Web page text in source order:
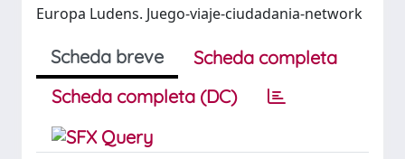
Europa Ludens. Juego-viaje-ciudadania-network
Scheda breve
Scheda completa
Scheda completa (DC)